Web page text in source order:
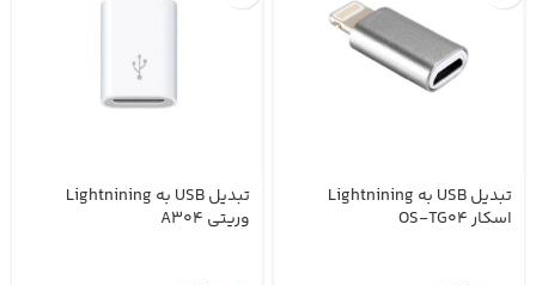
تبدیل USB به Lightnining
اسکار OS-TG04
تبدیل USB به Lightnining
وریتی A304